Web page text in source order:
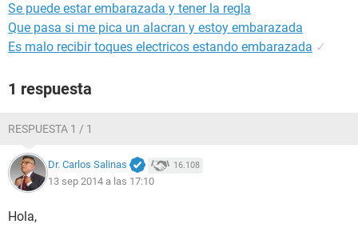
Se puede estar embarazada y tener la regla
Que pasa si me pica un alacran y estoy embarazada
Es malo recibir toques electricos estando embarazada ✓
1 respuesta
RESPUESTA 1 / 1
Dr. Carlos Salinas 16.108
13 sep 2014 a las 17:10
Hola,